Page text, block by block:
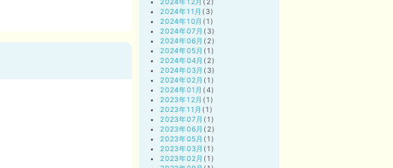
2024年11月 (3)
2024年10月 (1)
2024年07月 (3)
2024年06月 (2)
2024年05月 (1)
2024年04月 (2)
2024年03月 (3)
2024年02月 (1)
2024年01月 (4)
2023年12月 (1)
2023年11月 (1)
2023年07月 (1)
2023年06月 (2)
2023年05月 (1)
2023年03月 (1)
2023年02月 (1)